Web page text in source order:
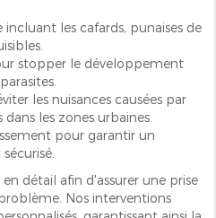
incluant les cafards, punaises de
stopper le développement
les nuisances causées par
dans les zones urbaines.
pour garantir un
détail afin d'assurer une prise
Nos interventions